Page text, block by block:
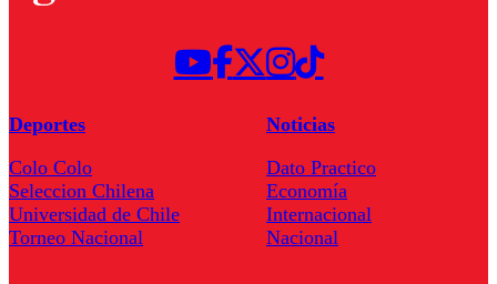
Deportes
Colo Colo
Seleccion Chilena
Universidad de Chile
Torneo Nacional
Noticias
Dato Practico
Economía
Internacional
Nacional